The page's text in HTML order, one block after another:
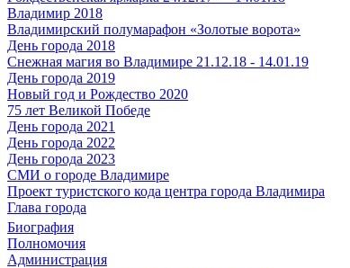
Владимир 2018
Владимирский полумарафон «Золотые ворота»
День города 2018
Снежная магия во Владимире 21.12.18 - 14.01.19
День города 2019
Новый год и Рождество 2020
75 лет Великой Победе
День города 2021
День города 2022
День города 2023
СМИ о городе Владимире
Проект туристского кода центра города Владимира
Глава города
Биография
Полномочия
Администрация